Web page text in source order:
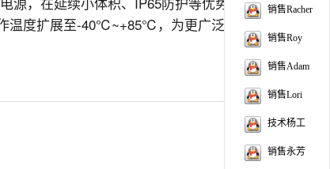
温度扩展至-40℃~+85℃，为更广泛的工
销售Racher
销售Roy
销售Adam
销售Lori
技术杨工
销售永芳